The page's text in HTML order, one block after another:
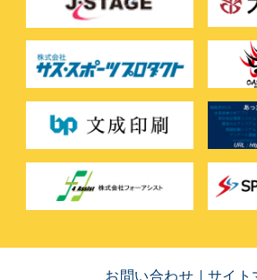
お問い合わせ サイト